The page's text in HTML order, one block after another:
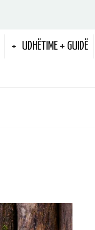
UDHËTIME + GUIDË